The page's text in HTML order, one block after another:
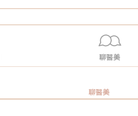
聊醫美
聊醫美